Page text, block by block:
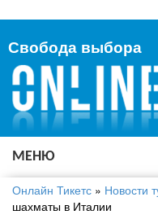
Свобода выбора
МЕНЮ
Онлайн Тикетс » Новости
шахматы в Италии